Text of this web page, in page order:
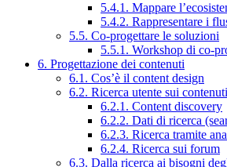
5.4.1. Mappare
5.4.2. Rappresentare i
5.5. Co-progettare le soluzioni
5.5.1. Workshop di co-
6. Progettazione dei contenuti
6.1. Cos’è il content design
6.2. Ricerca utente sui
6.2.1. Content discovery
6.2.2. Dati di ricerca
6.2.3. Ricerca tramite
6.2.4. Ricerca sui forum
6.3. Dalla ricerca ai bisogni